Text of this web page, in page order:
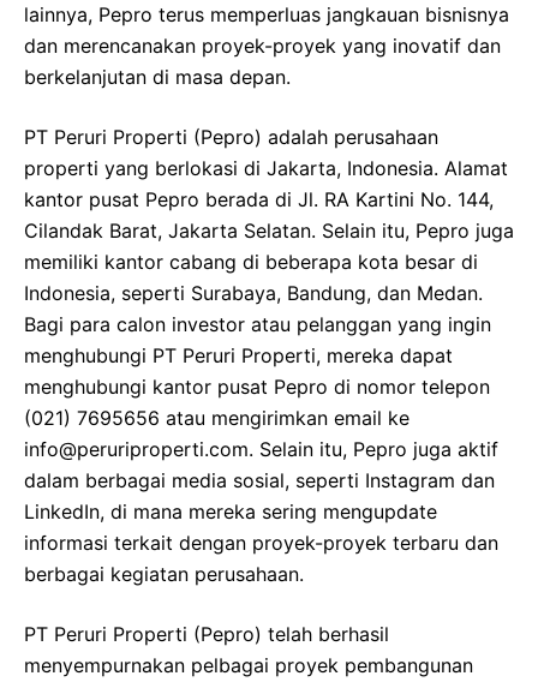
lainnya, Pepro terus memperluas jangkauan bisnisnya
dan merencanakan proyek-proyek yang inovatif dan
berkelanjutan di masa depan.
PT Peruri Properti (Pepro) adalah perusahaan
properti yang berlokasi di Jakarta, Indonesia. Alamat
kantor pusat Pepro berada di Jl. RA Kartini No. 144,
Cilandak Barat, Jakarta Selatan. Selain itu, Pepro juga
memiliki kantor cabang di beberapa kota besar di
Indonesia, seperti Surabaya, Bandung, dan Medan.
Bagi para calon investor atau pelanggan yang ingin
menghubungi PT Peruri Properti, mereka dapat
menghubungi kantor pusat Pepro di nomor telepon
(021) 7695656 atau mengirimkan email ke
info@peruriproperti.com. Selain itu, Pepro juga aktif
dalam berbagai media sosial, seperti Instagram dan
LinkedIn, di mana mereka sering mengupdate
informasi terkait dengan proyek-proyek terbaru dan
berbagai kegiatan perusahaan.
PT Peruri Properti (Pepro) telah berhasil
menyempurnakan pelbagai proyek pembangunan